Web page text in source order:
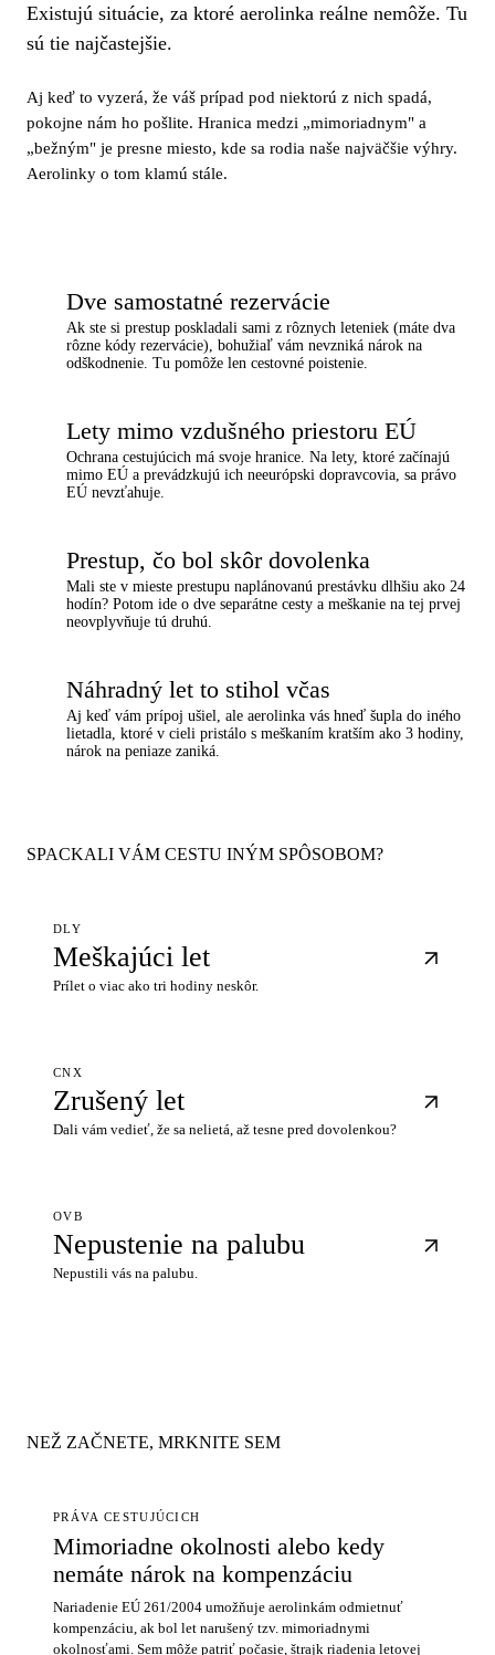
Existujú situácie, za ktoré aerolinka reálne nemôže. Tu
sú tie najčastejšie.
Aj keď to vyzerá, že váš prípad pod niektorú z nich spadá,
pokojne nám ho pošlite. Hranica medzi „mimoriadnym" a
„bežným" je presne miesto, kde sa rodia naše najväčšie výhry.
Aerolinky o tom klamú stále.
Dve samostatné rezervácie
Ak ste si prestup poskladali sami z rôznych leteniek (máte dva
rôzne kódy rezervácie), bohužiaľ vám nevzniká nárok na
odškodnenie. Tu pomôže len cestovné poistenie.
Lety mimo vzdušného priestoru EÚ
Ochrana cestujúcich má svoje hranice. Na lety, ktoré začínajú
mimo EÚ a prevádzkujú ich neeurópski dopravcovia, sa právo
EÚ nevzťahuje.
Prestup, čo bol skôr dovolenka
Mali ste v mieste prestupu naplánovanú prestávku dlhšiu ako 24
hodín? Potom ide o dve separátne cesty a meškanie na tej prvej
neovplyvňuje tú druhú.
Náhradný let to stihol včas
Aj keď vám prípoj ušiel, ale aerolinka vás hneď šupla do iného
lietadla, ktoré v cieli pristálo s meškaním kratším ako 3 hodiny,
nárok na peniaze zaniká.
SPACKALI VÁM CESTU INÝM SPÔSOBOM?
DLY
Meškajúci let
Prílet o viac ako tri hodiny neskôr.
CNX
Zrušený let
Dali vám vedieť, že sa nelietá, až tesne pred dovolenkou?
OVB
Nepustenie na palubu
Nepustili vás na palubu.
NEŽ ZAČNETE, MRKNITE SEM
PRÁVA CESTUJÚCICH
Mimoriadne okolnosti alebo kedy
nemáte nárok na kompenzáciu
Nariadenie EÚ 261/2004 umožňuje aerolinkám odmietnuť
kompenzáciu, ak bol let narušený tzv. mimoriadnymi
okolnosťami. Sem môže patriť počasie, štrajk riadenia letovej